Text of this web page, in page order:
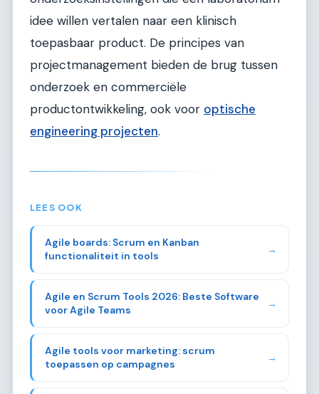
idee willen vertalen naar een klinisch
toepasbaar product. De principes van
projectmanagement bieden de brug tussen
onderzoek en commerciële
productontwikkeling, ook voor optische
engineering projecten.
LEES OOK
Agile boards: Scrum en Kanban
functionaliteit in tools
→
Agile en Scrum Tools 2026: Beste Software
voor Agile Teams
→
Agile tools voor marketing: scrum
toepassen op campagnes
→